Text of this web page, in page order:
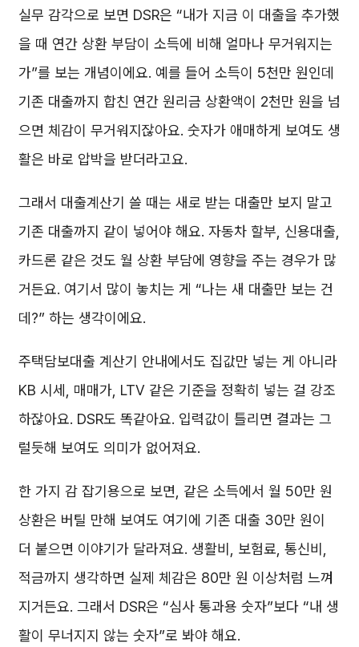
실무 감각으로 보면 DSR은 “내가 지금 이 대출을 추가했
을 때 연간 상환 부담이 소득에 비해 얼마나 무거워지는
가”를 보는 개념이에요. 예를 들어 소득이 5천만 원인데
기존 대출까지 합친 연간 원리금 상환액이 2천만 원을 넘
으면 체감이 무거워지잖아요. 숫자가 애매하게 보여도 생
활은 바로 압박을 받더라고요.
그래서 대출계산기 쓸 때는 새로 받는 대출만 보지 말고
기존 대출까지 같이 넣어야 해요. 자동차 할부, 신용대출,
카드론 같은 것도 월 상환 부담에 영향을 주는 경우가 많
거든요. 여기서 많이 놓치는 게 “나는 새 대출만 보는 건
데?” 하는 생각이에요.
주택담보대출 계산기 안내에서도 집값만 넣는 게 아니라
KB 시세, 매매가, LTV 같은 기준을 정확히 넣는 걸 강조
하잖아요. DSR도 똑같아요. 입력값이 틀리면 결과는 그
럴듯해 보여도 의미가 없어져요.
한 가지 감 잡기용으로 보면, 같은 소득에서 월 50만 원
상환은 버틸 만해 보여도 여기에 기존 대출 30만 원이
더 붙으면 이야기가 달라져요. 생활비, 보험료, 통신비,
적금까지 생각하면 실제 체감은 80만 원 이상처럼 느껴
지거든요. 그래서 DSR은 “심사 통과용 숫자”보다 “내 생
활이 무너지지 않는 숫자”로 봐야 해요.